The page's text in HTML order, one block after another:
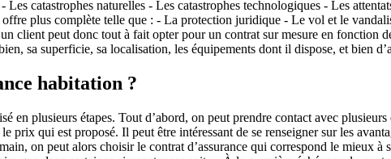
catastrophes naturelles - Les catastrophes technologiques - Les
plus complète telle que : - La protection juridique - Le vol et le
client peut donc tout à fait opter pour un contrat sur mesure en fonction
sa superficie, sa localisation, les équipements dont il dispose, et bien
habitation ?
en plusieurs étapes. Tout d’abord, on peut prendre contact avec
prix qui est proposé. Il peut être intéressant de se renseigner sur les
on peut alors choisir le contrat d’assurance qui correspond le mieux